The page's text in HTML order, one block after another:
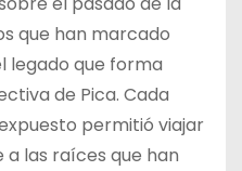
que han marcado
legado que forma
de Pica. Cada
permitió viajar
las raíces que han